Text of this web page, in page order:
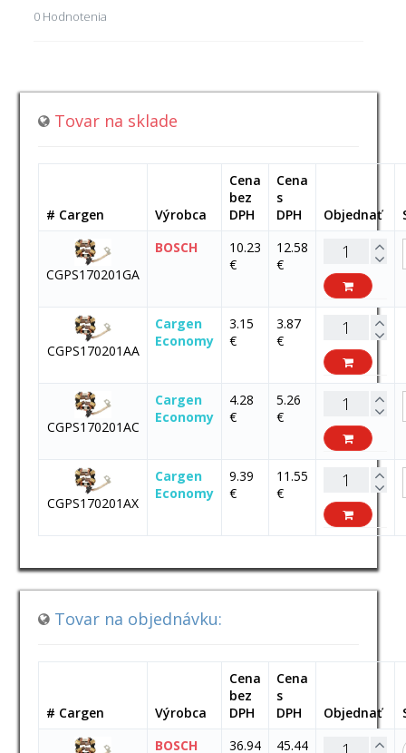
0 Hodnotenia
Tovar na sklade
# Cargen Výrobca
Cena
bez
DPH
Cena
s
DPH
Objednať
CGPS170201GA
BOSCH
10.23
€
12.58
€
CGPS170201AA
Cargen
Economy
3.15
€
3.87
€
CGPS170201AC
Cargen
Economy
4.28
€
5.26
€
CGPS170201AX
Cargen
Economy
9.39
€
11.55
€
Tovar na objednávku:
# Cargen Výrobca
Cena
bez
DPH
Cena
s
DPH
Objednať
BOSCH
36.94 45.44